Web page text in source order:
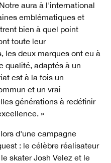
aura à l'international
emblématiques et
bien à quel point
toute leur
les deux marques ont eu à
qualité, adaptés à un
est à la fois un
et un vrai
générations à redéfinir
»
d'une campagne
: le célèbre réalisateur
skater Josh Velez et le